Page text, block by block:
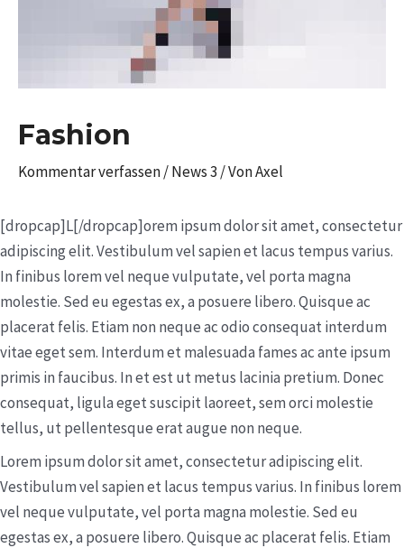
Fashion
Kommentar verfassen/News 3 / VonAxel
[dropcap]L[/dropcap]orem ipsum dolor sit amet, consectetur
adipiscing elit. Vestibulum vel sapien et lacus tempus varius.
In finibus lorem vel neque vulputate, vel porta magna
molestie. Sed eu egestas ex, a posuere libero. Quisque ac
placerat felis. Etiam non neque ac odio consequat interdum
vitae eget sem. Interdum et malesuada fames ac ante ipsum
primis in faucibus. In et est ut metus lacinia pretium. Donec
consequat, ligula eget suscipit laoreet, sem orci molestie
tellus, ut pellentesque erat augue non neque.
Lorem ipsum dolor sit amet, consectetur adipiscing elit.
Vestibulum vel sapien et lacus tempus varius. In finibus lorem
vel neque vulputate, vel porta magna molestie. Sed eu
egestas ex, a posuere libero. Quisque ac placerat felis. Etiam